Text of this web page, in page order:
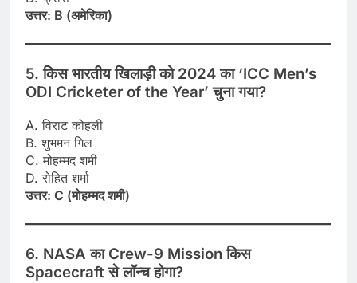
उत्तर: B (अमेरिका)
5. किस भारतीय खिलाड़ी को 2024 का ‘ICC Men’s
ODI Cricketer of the Year’ चुना गया?
A. विराट कोहली
B. शुभमन गिल
C. मोहम्मद शमी
D. रोहित शर्मा
उत्तर: C (मोहम्मद शमी)
6. NASA का Crew-9 Mission किस
Spacecraft से लॉन्च होगा?